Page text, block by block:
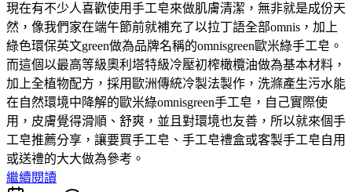
現在有不少人喜歡使用手工皂來做肌膚清潔，無非就是成份天
然，像我們家在端午節前就補充了以拉丁語全部omnis，加上
綠色環保英文green做為品牌名稱的omnisgreen歐米綠手工皂。
而這個以最高等級奧利塔特級冷壓初榨橄欖油做為基本材料，
加上全植物配方，採用歐洲傳統冷製法製作，洗滌產生污水能
在自然環境中降解的歐米綠omnisgreen手工皂，自己實際使
用，皮膚覺得滑順、舒爽，並且對環境也友善，所以就來個手
工皂推薦分享，讓要買手工皂、手工皂禮盒或客製手工皂自用
或送禮的大大做為參考。
繼續閱讀